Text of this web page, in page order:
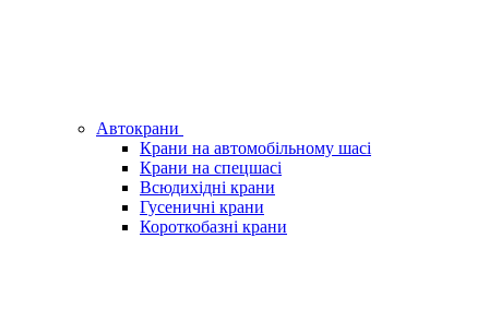
Автокрани
Крани на автомобільному шасі
Крани на спецшасі
Всюдихідні крани
Гусеничні крани
Короткобазні крани